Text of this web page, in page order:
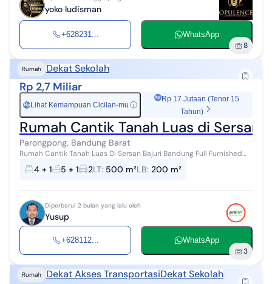
yoko ludisman
+628231... WhatsApp
8
Rumah Dekat Sekolah
Rp 2,7 Miliar
RpLihat Kemampuan Cicilan-mu ⓘ
Rp 17 Jutaan (Tenor 15
Tahun)
Rumah Cantik Tanah Luas di Sersan
Parongpong, Bandung Barat
Rumah Cantik Tanah Luas Di Sersan Bajuri Bandung Full Furnished
Spesifikasi: Jumlah Lantai: 1 Luas Tanah: 500 Luas Bangunan: 200
Kamar Tidur: 3+1...
4 + 1 5 + 1 2LT: 500 m²LB: 200 m²
Diperbarui 2 bulan yang lalu oleh
Yusup
+628112... WhatsApp
3
Rumah Dekat Akses TransportasiDekat Sekolah